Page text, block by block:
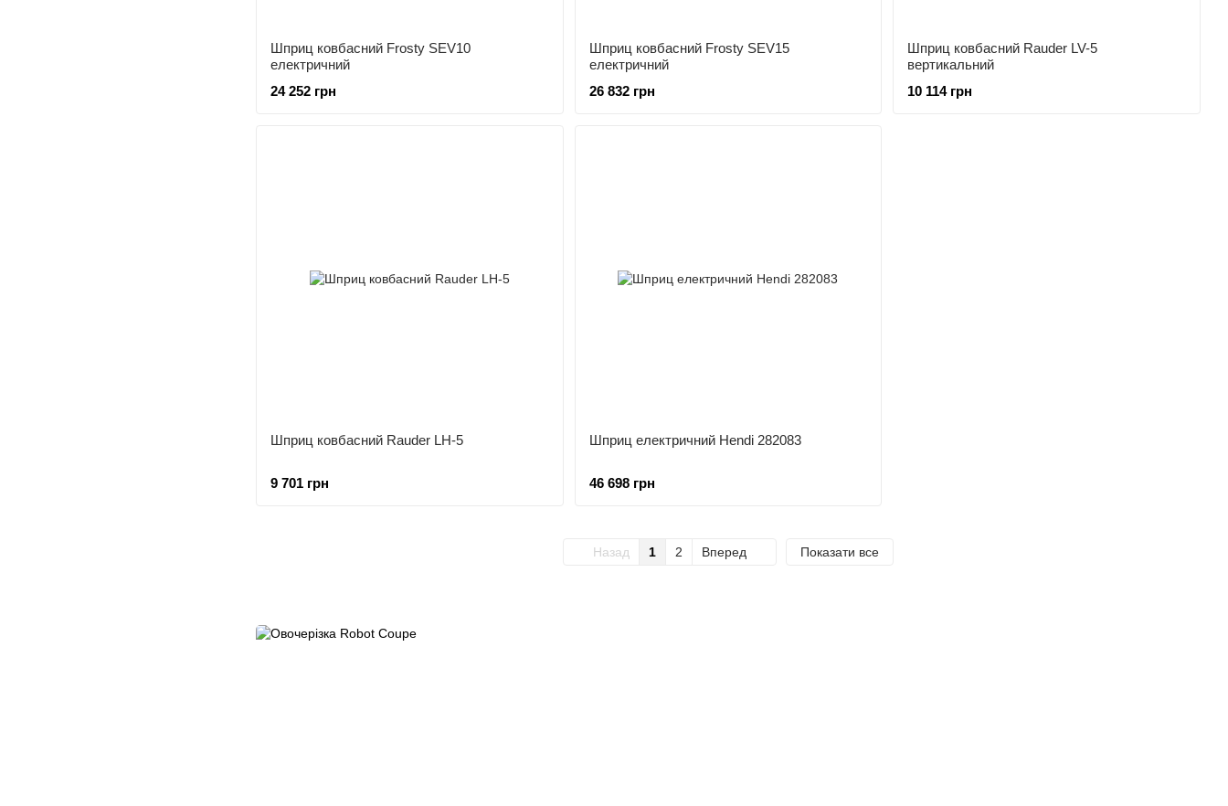
Шприц ковбасний Frosty SEV10
електричний
24 252 грн
Шприц ковбасний Frosty SEV15
електричний
26 832 грн
Шприц ковбасний Rauder LV-5
вертикальний
10 114 грн
Шприц ковбасний Rauder LH-5
9 701 грн
Шприц електричний Hendi 282083
46 698 грн
Назад 1 2 Вперед Показати все